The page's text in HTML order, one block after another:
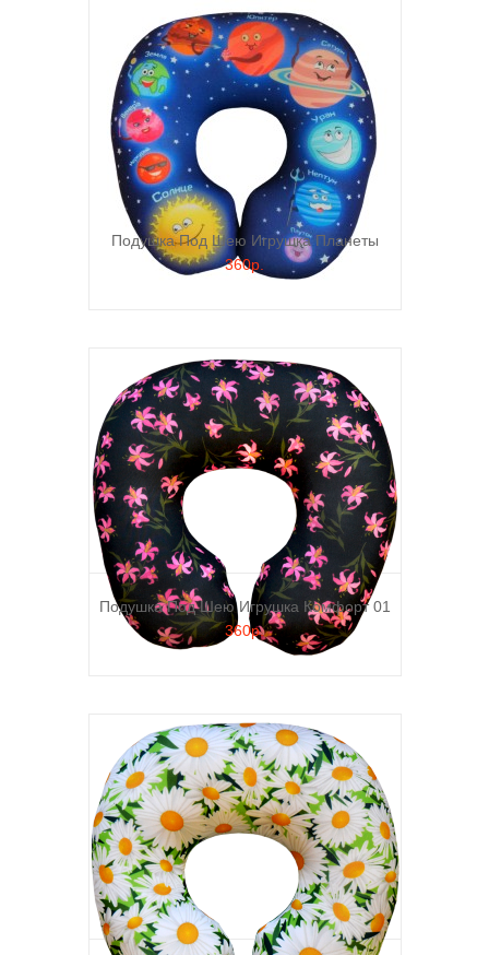
Подушка Под Шею Игрушка Планеты
360р.
Подушка Под Шею Игрушка Комфорт 01
360р.